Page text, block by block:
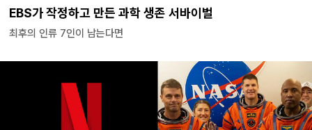
EBS가 작정하고 만든 과학 생존 서바이벌
최후의 인류 7인이 남는다면